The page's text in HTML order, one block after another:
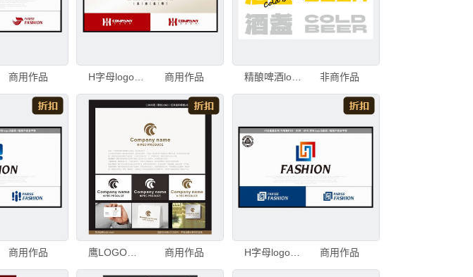
商用作品 商用作品 精酿啤酒logo创意字体设计 非商作品
商用作品 商用作品 H字母logo家居装饰logo 商用作品